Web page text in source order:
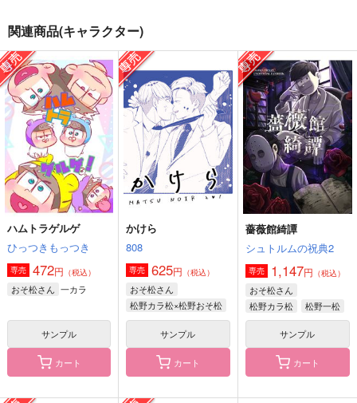
ぽっかぽかぽか
コイノボルコイ
787円（税込）
松野カラ松×松野十四松
サンプル
作品詳細
オールキャラステッカ
ー
うさぎ小屋。
315円（税込）
サンプル
作品詳細
恋するふたり ー清さ
に再録短編集ー
兎にも角にも
944円（税込）
加州清光×女審神者
サンプル
作品詳細
関連商品(キャラクター)
ハムトラゲルゲ
ひっつきもっつき
専売 472円 （税込）
おそ松さん 一カラ
サンプル
カート
かけら
808
専売 625円 （税込）
おそ松さん
松野カラ松×松野おそ松
サンプル
カート
薔薇館綺譚
シュトルムの祝典2
専売 1,147円 （税込）
おそ松さん
松野カラ松
松野一松
サンプル
カート